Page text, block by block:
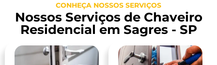
CONHEÇA NOSSOS SERVIÇOS
Nossos Serviços de Chaveiro
Residencial em Sagres - SP